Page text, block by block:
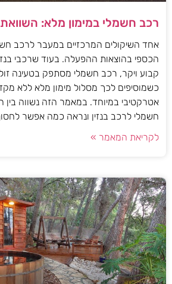
רכב חשמלי במימון מלא:
אחד השיקולים המרכזיים במעבר לרכב
הכספי בהוצאות ההפעלה. בעוד שרכבי
קבוע ויקר, רכב חשמלי מסתפק בטעינה
כשמוסיפים לכך מסלול מימון מלא ללא
אטרקטיבי במיוחד. במאמר הזה נשווה בין
חשמלי לרכב בנזין ונראה כמה אפשר
לקריאת המאמר »